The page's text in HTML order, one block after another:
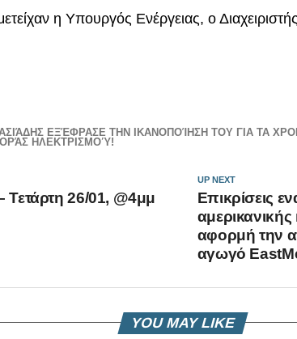
η Υπουργός Ενέργειας, ο
ΕΞΈΦΡΑΣΕ ΤΗΝ ΙΚΑΝΟΠΟΊΗΣΗ ΤΟΥ ΓΙΑ ΤΑ
ΗΛΕΚΤΡΙΣΜΟΎ!
UP NEXT
Επικρίσεις
αφορμή την
αγωγό
Τετάρτη 26/01, @4μμ
YOU MAY LIKE